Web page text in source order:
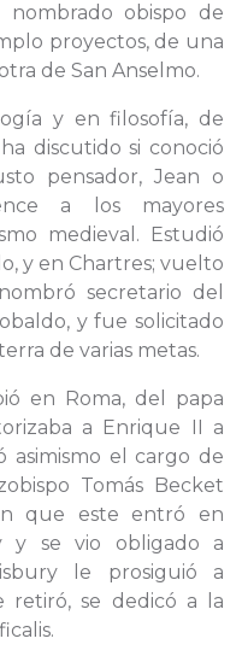
nombrado obispo de
proyectos, de una
de San Anselmo.
y en filosofía, de
discutido si conoció
pensador, Jean o
a los mayores
medieval. Estudió
y en Chartres; vuelto
secretario del
y fue solicitado
de varias metas.
en Roma, del papa
a Enrique II a
asimismo el cargo de
Tomás Becket
que este entró en
y se vio obligado a
le prosiguió a
retiró, se dedicó a la